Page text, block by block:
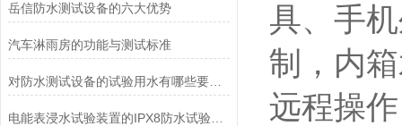
岳信防水测试设备的六大优势
汽车淋雨房的功能与测试标准
对防水测试设备的试验用水有哪些要求呢？
电能表浸水试验装置的IPX8防水试验原理
具、手
制，内
远程操